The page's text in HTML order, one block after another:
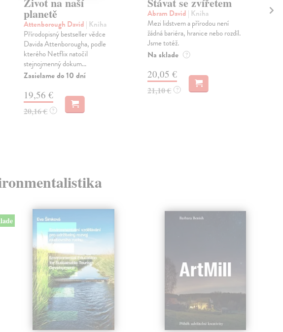
planetě
Attenborough David | Kniha
Přírodopisný bestseller vědce
Davida Attenborougha, podle
kterého Netflix natočil
stejnojmenný dokum...
Zasielame do 10 dní
19,56 €
20,16 € ?
Abram David | Kniha
Mezi lidstvem a přírodou není
žádná bariéra, hranice nebo rozdíl.
Jsme totéž.
Na sklade ?
20,05 €
21,10 € ?